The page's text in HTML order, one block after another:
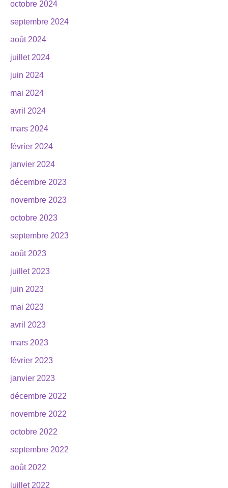
octobre 2024
septembre 2024
août 2024
juillet 2024
juin 2024
mai 2024
avril 2024
mars 2024
février 2024
janvier 2024
décembre 2023
novembre 2023
octobre 2023
septembre 2023
août 2023
juillet 2023
juin 2023
mai 2023
avril 2023
mars 2023
février 2023
janvier 2023
décembre 2022
novembre 2022
octobre 2022
septembre 2022
août 2022
juillet 2022